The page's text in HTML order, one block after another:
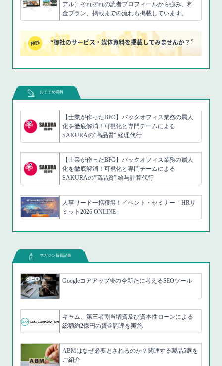
アル）それぞれの読者プロフィールから強み、料
金プラン、掲載までの流れも掲載しています。
“御社のサービス・媒体資料を掲載してみませんか？”
おすすめ資料
【士業が作ったBPO】バックオフィス業務の属人
化を徹底解消！可視化と専門チームによる
SAKURAの”高品質” 経理代行
【士業が作ったBPO】バックオフィス業務の属人
化を徹底解消！可視化と専門チームによる
SAKURAの”高品質” 給与計算代行
人事リード一括獲得！イベント・セミナー「HRサ
ミット2026 ONLINE」
マガジン新着記事
Googleコアアップ後の今新たに考えるSEOツール
キャム、第三者割当増資及び資本性ローンによる
総額約2億円の資金調達を実施
ABMはなぜ必要とされるのか？関連する製品5選を
ご紹介